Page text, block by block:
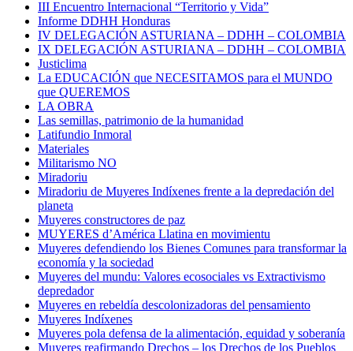
III Encuentro Internacional “Territorio y Vida”
Informe DDHH Honduras
IV DELEGACIÓN ASTURIANA – DDHH – COLOMBIA
IX DELEGACIÓN ASTURIANA – DDHH – COLOMBIA
Justiclima
La EDUCACIÓN que NECESITAMOS para el MUNDO
que QUEREMOS
LA OBRA
Las semillas, patrimonio de la humanidad
Latifundio Inmoral
Materiales
Militarismo NO
Miradoriu
Miradoriu de Muyeres Indíxenes frente a la depredación del
planeta
Muyeres constructores de paz
MUYERES d’América Llatina en movimientu
Muyeres defendiendo los Bienes Comunes para transformar la
economía y la sociedad
Muyeres del mundu: Valores ecosociales vs Extractivismo
depredador
Muyeres en rebeldía descolonizadoras del pensamiento
Muyeres Indíxenes
Muyeres pola defensa de la alimentación, equidad y soberanía
Muyeres reafirmando Drechos – los Drechos de los Pueblos